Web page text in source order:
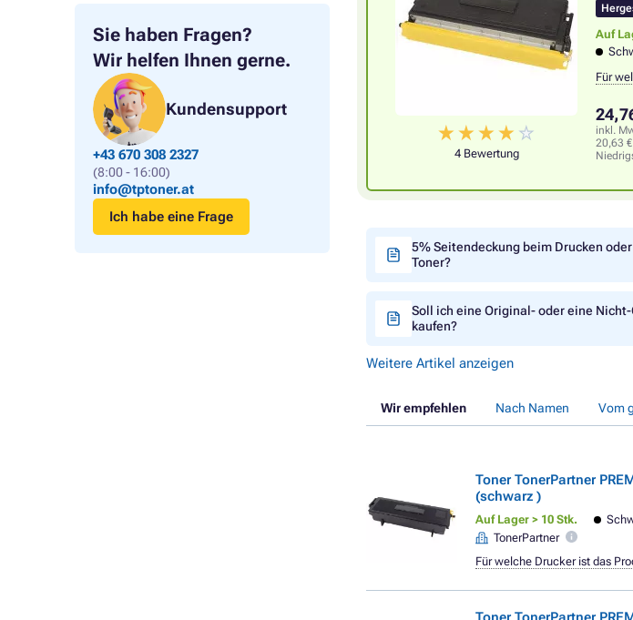
Sie haben Fragen?
Wir helfen Ihnen gerne.
Kundensupport
+43 670 308 2327
(8:00 - 16:00)
info@tptoner.at
Ich habe eine Frage
4 Bewertung
Auf
Für
inkl.
20,63
5% Seitendeckung beim Drucken
Toner?
Soll ich eine Original- oder eine
kaufen?
Weitere Artikel anzeigen
Wir empfehlen Nach Namen Vom
Toner TonerPartner
(schwarz )
Auf Lager > 10 Stk.
TonerPartner
Für welche Drucker ist das